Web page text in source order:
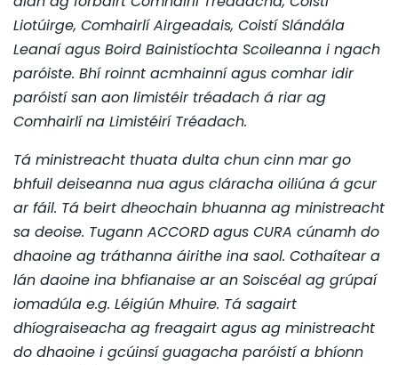
Liotúirge, Comhairlí Airgeadais, Coistí Slándála
Leanaí agus Boird Bainistíochta Scoileanna i ngach
paróiste. Bhí roinnt acmhainní agus comhar idir
paróistí san aon limistéir tréadach á riar ag
Comhairlí na Limistéirí Tréadach.
Tá ministreacht thuata dulta chun cinn mar go
bhfuil deiseanna nua agus cláracha oiliúna á gcur
ar fáil. Tá beirt dheochain bhuanna ag ministreacht
sa deoise. Tugann ACCORD agus CURA cúnamh do
dhaoine ag tráthanna áirithe ina saol. Cothaítear a
lán daoine ina bhfianaise ar an Soiscéal ag grúpaí
iomadúla e.g. Léigiún Mhuire. Tá sagairt
dhíograiseacha ag freagairt agus ag ministreacht
do dhaoine i gcúinsí guagacha paróistí a bhíonn